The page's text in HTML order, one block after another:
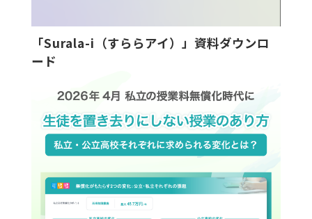
「Surala-i（すららアイ）」資料ダウンロ
ード